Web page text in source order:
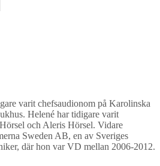
varit chefsaudionom på Karolinska
Helené har tidigare varit
och Aleris Hörsel. Vidare
Sweden AB, en av Sveriges
där hon var VD mellan 2006-2012.